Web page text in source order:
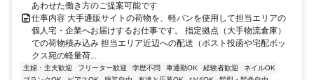
あわせた働き方のご提案可能です
仕事内容 大手通販サイトの荷物を、軽バンを使用して担当エリアの
個人宅・企業へお届けするお仕事です。 指定拠点（大手物流倉庫）
での荷物積み込み 担当エリア近辺への配送（ポスト投函や宅配ボッ
クス宛の軽量荷...
主婦・主夫歓迎 フリーター歓迎 学歴不問 車通勤OK 経験者歓迎
ネイルOK